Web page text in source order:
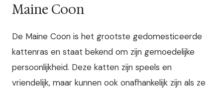
Maine Coon
De Maine Coon is het grootste gedomesticeerde
kattenras en staat bekend om zijn gemoedelijke
persoonlijkheid. Deze katten zijn speels en
vriendelijk, maar kunnen ook onafhankelijk zijn als ze